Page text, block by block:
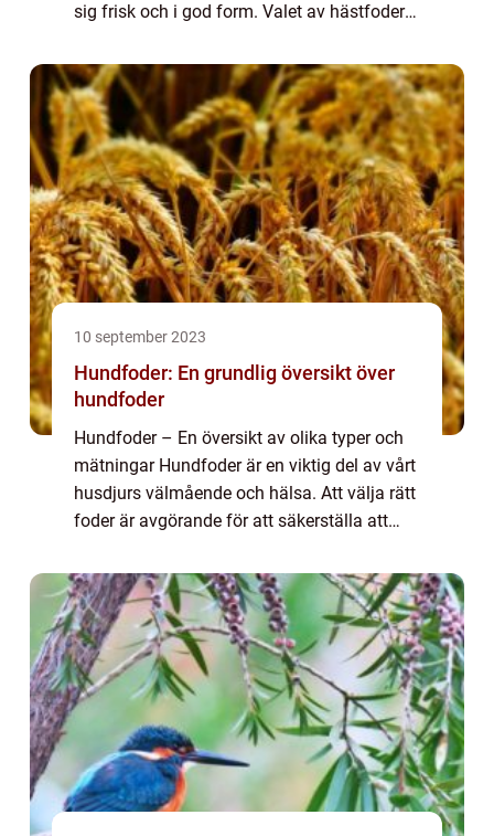
sig frisk och i god form. Valet av hästfoder
många olika typer att välja ...
10 september 2023
Hundfoder: En grundlig översikt över
hundfoder
Hundfoder – En översikt av olika typer och
mätningar Hundfoder är en viktig del av vårt
husdjurs välmående och hälsa. Att välja rätt
foder är avgörande för att säkerställa att
att leva ett friskt och ak...